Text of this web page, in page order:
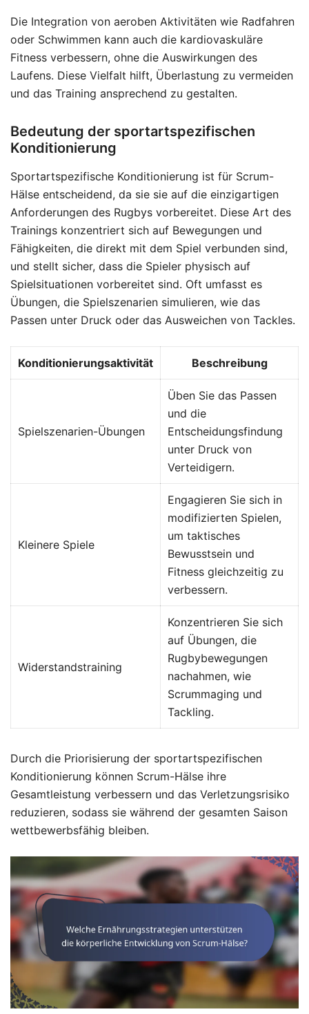
Die Integration von aeroben Aktivitäten wie Radfahren
oder Schwimmen kann auch die kardiovaskuläre
Fitness verbessern, ohne die Auswirkungen des
Laufens. Diese Vielfalt hilft, Überlastung zu vermeiden
und das Training ansprechend zu gestalten.
Bedeutung der sportartspezifischen
Konditionierung
Sportartspezifische Konditionierung ist für Scrum-
Hälse entscheidend, da sie sie auf die einzigartigen
Anforderungen des Rugbys vorbereitet. Diese Art des
Trainings konzentriert sich auf Bewegungen und
Fähigkeiten, die direkt mit dem Spiel verbunden sind,
und stellt sicher, dass die Spieler physisch auf
Spielsituationen vorbereitet sind. Oft umfasst es
Übungen, die Spielszenarien simulieren, wie das
Passen unter Druck oder das Ausweichen von Tackles.
Konditionierungsaktivität Beschreibung
Spielszenarien-Übungen
Üben Sie das Passen
und die
Entscheidungsfindung
unter Druck von
Verteidigern.
Kleinere Spiele
Engagieren Sie sich in
modifizierten Spielen,
um taktisches
Bewusstsein und
Fitness gleichzeitig zu
verbessern.
Widerstandstraining
Konzentrieren Sie sich
auf Übungen, die
Rugbybewegungen
nachahmen, wie
Scrummaging und
Tackling.
Durch die Priorisierung der sportartspezifischen
Konditionierung können Scrum-Hälse ihre
Gesamtleistung verbessern und das Verletzungsrisiko
reduzieren, sodass sie während der gesamten Saison
wettbewerbsfähig bleiben.